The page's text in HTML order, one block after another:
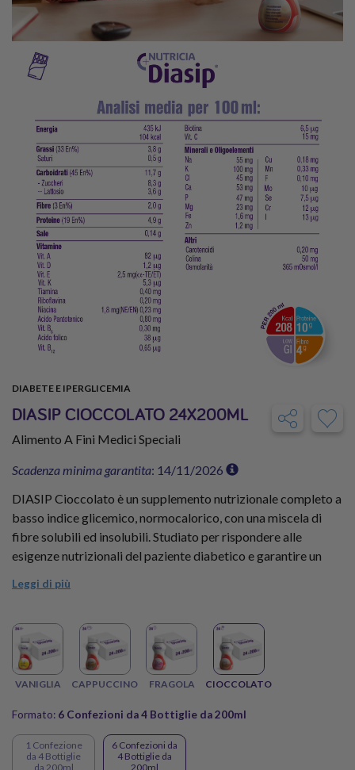
DIABETE E IPERGLICEMIA
DIASIP CIOCCOLATO 24X200ML
Alimento A Fini Medici Speciali
Scadenza minima garantita: 14/11/2026
DIASIP Cioccolato è un supplemento nutrizionale completo a
basso indice glicemico, normocalorico, con una miscela di
fibre solubili ed insolubili. Studiato per rispondere alle
esigenze nutrizionali del paziente diabetico e garantire un
Cioccolato da 24 Bottiglie e approfitta dello sconto scorta!
Leggi di più
VANIGLIA CAPPUCCINO FRAGOLA CIOCCOLATO
Formato: 6 Confezioni da 4 Bottiglie da 200ml
1 Confezione
da 4 Bottiglie
da 200ml
6 Confezioni da
4 Bottiglie da
200ml